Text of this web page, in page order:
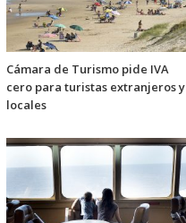
Cámara de Turismo pide IVA
cero para turistas extranjeros y
locales